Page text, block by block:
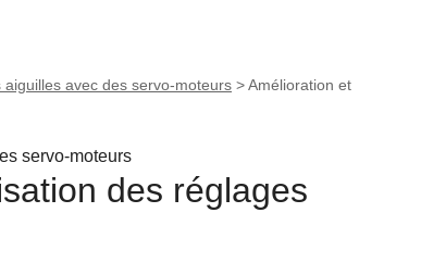
avec des servo-moteurs >Amélioration et
servo-moteurs
des réglages